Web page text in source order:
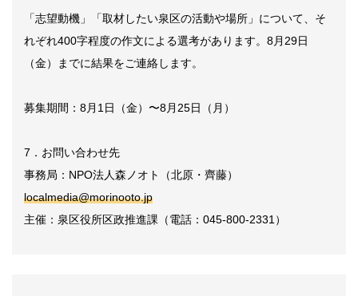
「志望動機」「取材したい泉区の活動や場所」について、そ
れぞれ400字程度の作文による選考があります。8月29日
（金）までに結果をご連絡します。
募集期間：8月1日（金）〜8月25日（月）
7．お問い合わせ先
事務局：NPO法人森ノオト（北原・齊藤）
localmedia@morinooto.jp
主催：泉区役所区政推進課（電話：045-800-2331）